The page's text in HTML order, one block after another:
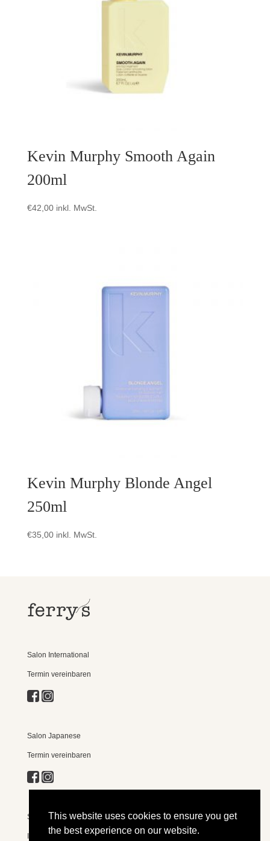
Kevin Murphy Smooth Again
200ml
€42,00 inkl. MwSt.
Kevin Murphy Blonde Angel
250ml
€35,00 inkl. MwSt.
Salon International
Termin vereinbaren
Salon Japanese
Termin vereinbaren
Shop
Impressum
This website uses cookies to ensure you get
the best experience on our website.